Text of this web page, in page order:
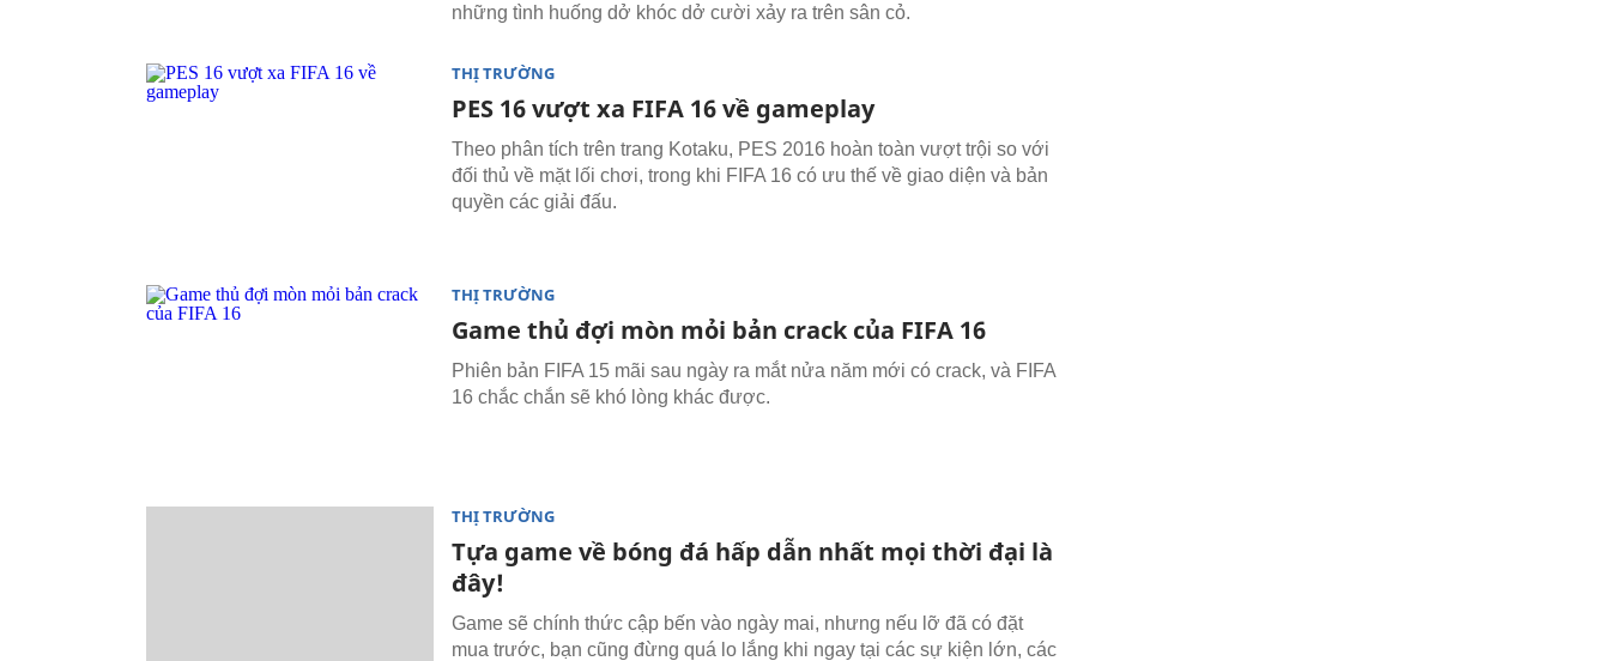
những tình huống dở khóc dở cười xảy ra trên sân cỏ.
THỊ TRƯỜNG
PES 16 vượt xa FIFA 16 về gameplay
Theo phân tích trên trang Kotaku, PES 2016 hoàn toàn vượt trội so với
đối thủ về mặt lối chơi, trong khi FIFA 16 có ưu thế về giao diện và bản
quyền các giải đấu.
THỊ TRƯỜNG
Game thủ đợi mòn mỏi bản crack của FIFA 16
Phiên bản FIFA 15 mãi sau ngày ra mắt nửa năm mới có crack, và FIFA
16 chắc chắn sẽ khó lòng khác được.
THỊ TRƯỜNG
Tựa game về bóng đá hấp dẫn nhất mọi thời đại là
đây!
Game sẽ chính thức cập bến vào ngày mai, nhưng nếu lỡ đã có đặt
mua trước, bạn cũng đừng quá lo lắng khi ngay tại các sự kiện lớn, các